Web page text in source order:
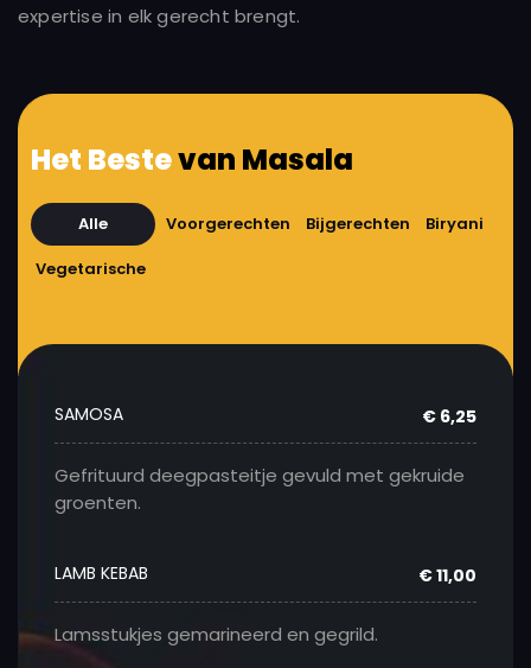
expertise in elk gerecht brengt.
Het Bestevan Masala
Alle Voorgerechten Bijgerechten
Biryani
Vegetarische
SAMOSA € 6,25
Gefrituurd deegpasteitje gevuld met gekruide
groenten.
LAMB KEBAB € 11,00
Lamsstukjes gemarineerd en gegrild.